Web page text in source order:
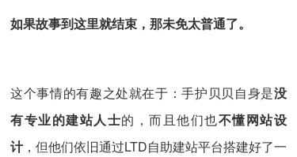
如果故事到这里就结束，那未免太普通了。
这个事情的有趣之处就在于：手护贝贝自身是没
有专业的建站人士的，而且他们也不懂网站设
计，但他们依旧通过LTD自助建站平台搭建好了一